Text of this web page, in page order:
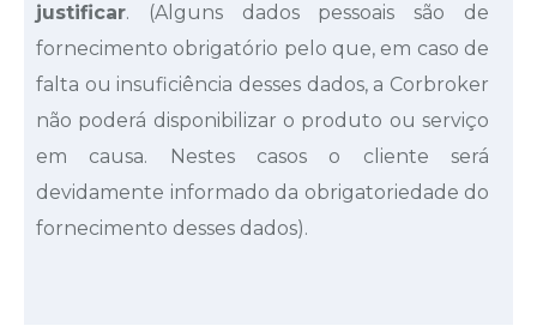
justificar. (Alguns dados pessoais são de
fornecimento obrigatório pelo que, em caso de
falta ou insuficiência desses dados, a Corbroker
não poderá disponibilizar o produto ou serviço
em causa. Nestes casos o cliente será
devidamente informado da obrigatoriedade do
fornecimento desses dados).